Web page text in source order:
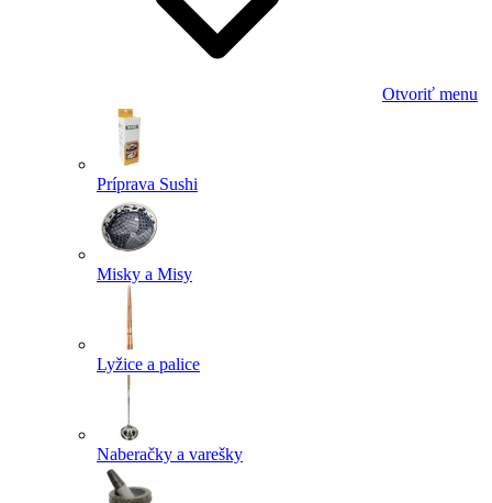
Otvoriť menu
Príprava Sushi
Misky a Misy
Lyžice a palice
Naberačky a varešky